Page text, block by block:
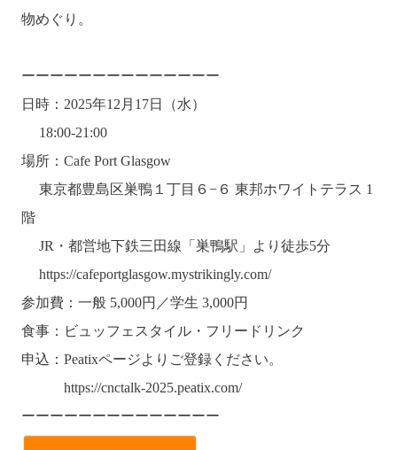
物めぐり。
ーーーーーーーーーーーーーー
日時：2025年12月17日（水）
18:00-21:00
場所：Cafe Port Glasgow
東京都豊島区巣鴨１丁目６−６ 東邦ホワイトテラス 1
階
JR・都営地下鉄三田線「巣鴨駅」より徒歩5分
https://cafeportglasgow.mystrikingly.com/
参加費：一般 5,000円／学生 3,000円
食事：ビュッフェスタイル・フリードリンク
申込：Peatixページよりご登録ください。
https://cnctalk-2025.peatix.com/
ーーーーーーーーーーーーーー